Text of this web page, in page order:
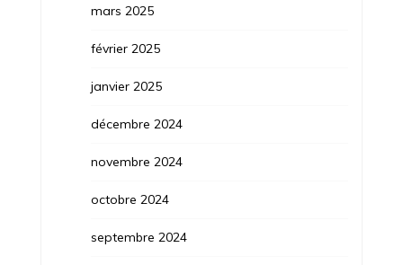
mars 2025
février 2025
janvier 2025
décembre 2024
novembre 2024
octobre 2024
septembre 2024